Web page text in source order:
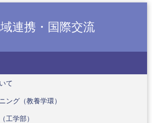
連携・国際交流
て
ング（教養学環）
工学部）